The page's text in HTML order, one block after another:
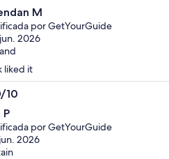
M
por GetYourGuide
2026
liked it
10
P
por GetYourGuide
2026